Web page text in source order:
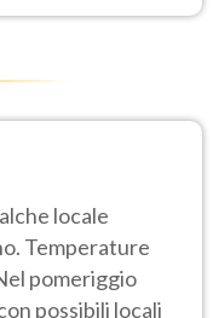
locale
Temperature
pomeriggio
possibili locali